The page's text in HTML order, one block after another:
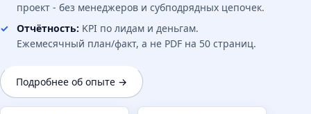
проект - без менеджеров и субподрядных цепочек.
Отчётность: KPI по лидам и деньгам.
Ежемесячный план/факт, а не PDF на 50 страниц.
Подробнее об опыте →